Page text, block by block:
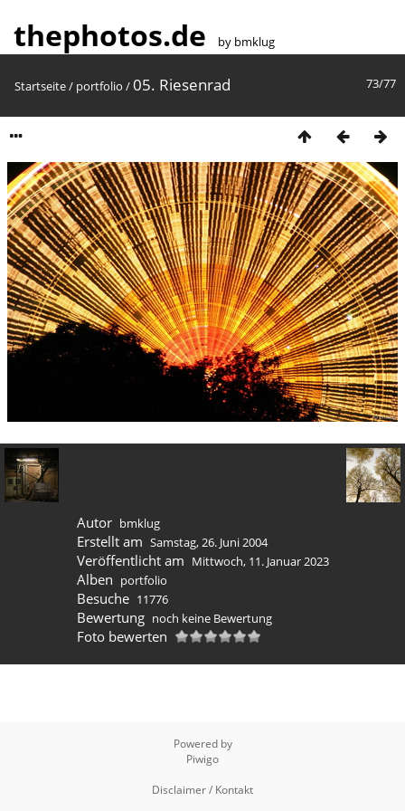
thephotos.de by bmklug
73/77
Startseite/ portfolio /05. Riesenrad
Autor bmklug
Erstellt am Samstag, 26. Juni 2004
Veröffentlicht am Mittwoch, 11. Januar 2023
Alben portfolio
Besuche 11776
Bewertung noch keine Bewertung
Foto bewerten
Powered by
Piwigo
Disclaimer / Kontakt